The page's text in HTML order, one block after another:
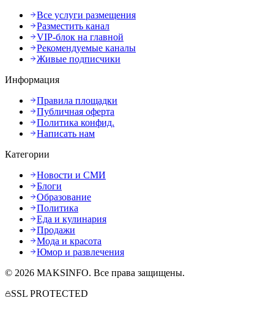
Все услуги размещения
Разместить канал
VIP-блок на главной
Рекомендуемые каналы
Живые подписчики
Информация
Правила площадки
Публичная оферта
Политика конфид.
Написать нам
Категории
Новости и СМИ
Блоги
Образование
Политика
Еда и кулинария
Продажи
Мода и красота
Юмор и развлечения
© 2026 MAKSINFO. Все права защищены.
SSL PROTECTED